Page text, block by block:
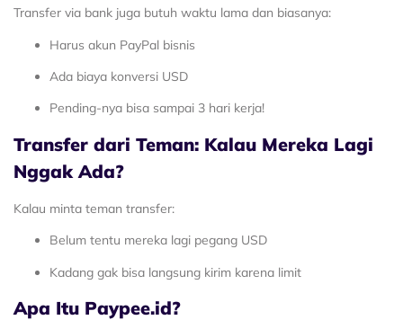
Transfer via bank juga butuh waktu lama dan biasanya:
Harus akun PayPal bisnis
Ada biaya konversi USD
Pending-nya bisa sampai 3 hari kerja!
Transfer dari Teman: Kalau Mereka Lagi
Nggak Ada?
Kalau minta teman transfer:
Belum tentu mereka lagi pegang USD
Kadang gak bisa langsung kirim karena limit
Apa Itu Paypee.id?